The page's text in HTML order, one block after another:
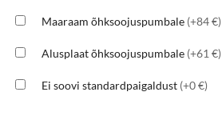
Maaraam õhksoojuspumbale (+84 €)
Alusplaat õhksoojuspumbale (+61 €)
Ei soovi standardpaigaldust (+0 €)